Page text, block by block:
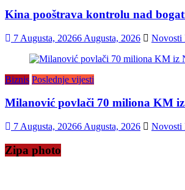
Kina pooštrava kontrolu nad
7 Augusta, 20266 Augusta, 2026 Novosti
Biznis Poslednje vijesti
Milanović povlači 70 miliona KM
7 Augusta, 20266 Augusta, 2026 Novosti
Zipa photo